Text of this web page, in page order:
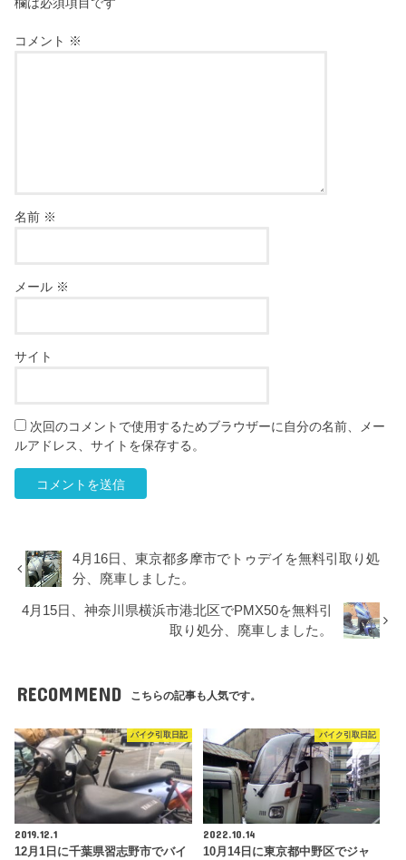
欄は必須項目です
コメント ※
名前 ※
メール ※
サイト
次回のコメントで使用するためブラウザーに自分の名前、メー
ルアドレス、サイトを保存する。
4月16日、東京都多摩市でトゥデイを無料引取り処
分、廃車しました。
4月15日、神奈川県横浜市港北区でPMX50を無料引
取り処分、廃車しました。
RECOMMEND こちらの記事も人気です。
バイク引取日記
2019.12.1
12月1日に千葉県習志野市でバイ
バイク引取日記
2022.10.14
10月14日に東京都中野区でジャ